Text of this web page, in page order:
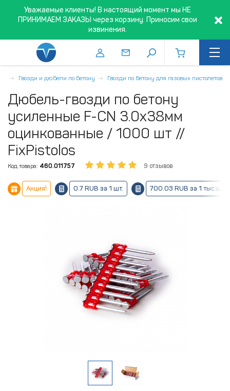
Уважаемые клиенты! В настоящий момент мы НЕ
ПРИНИМАЕМ ЗАКАЗЫ через корзину. Приносим свои
извинения.
Гвозди и дюбели по бетону Гвозди по бетону для газовых пистолетов
Дюбель-гвозди по бетону
усиленные F-CN 3.0x38мм
оцинкованные / 1000 шт //
FixPistolos
Код товара: 460.011757 9 отзывов
Акция! 0.7 RUB за 1 шт. 700.03 RUB за 1 тыс.шт